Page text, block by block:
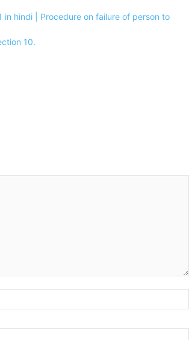
11 in hindi | Procedure on failure of person to
10.